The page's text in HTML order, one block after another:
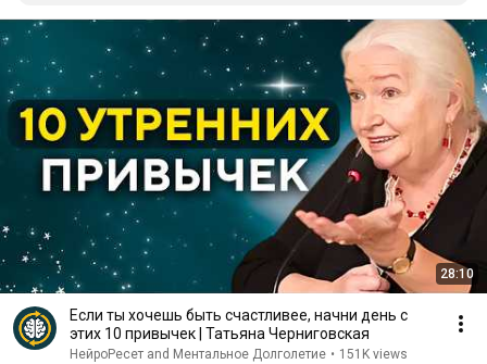
28:10
Если ты хочешь быть счастливее, начни день с
этих 10 привычек | Татьяна Черниговская
НейроРесет and Ментальное Долголетие • 151K views